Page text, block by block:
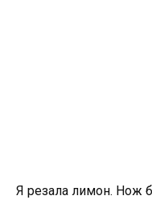
Я резала лимон. Нож